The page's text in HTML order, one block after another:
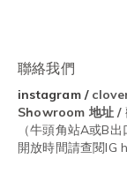
聯絡我們
instagram/
Showroom 地址 /
（牛頭角站A或B出
開放時間請查閱IG